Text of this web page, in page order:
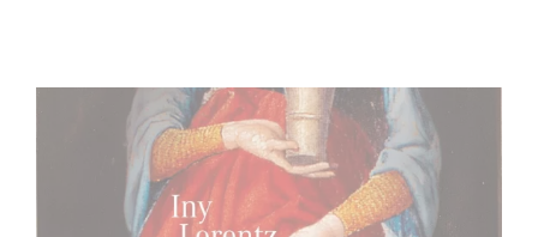
FFF Bayern und MBB fördern neues Gaumont Projekt DIE
WANDERHURE